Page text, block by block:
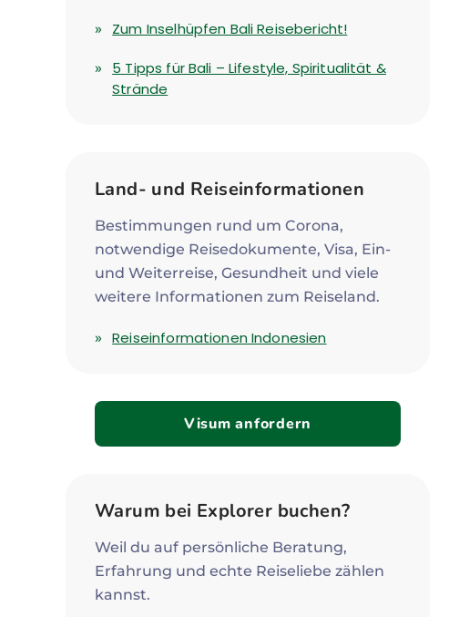
Zum Inselhüpfen Bali Reisebericht!
5 Tipps für Bali – Lifestyle, Spiritualität &
Strände
Land- und Reiseinformationen
Bestimmungen rund um Corona,
notwendige Reisedokumente, Visa, Ein-
und Weiterreise, Gesundheit und viele
weitere Informationen zum Reiseland.
Reiseinformationen Indonesien
Visum anfordern
Warum bei Explorer buchen?
Weil du auf persönliche Beratung,
Erfahrung und echte Reiseliebe zählen
kannst.